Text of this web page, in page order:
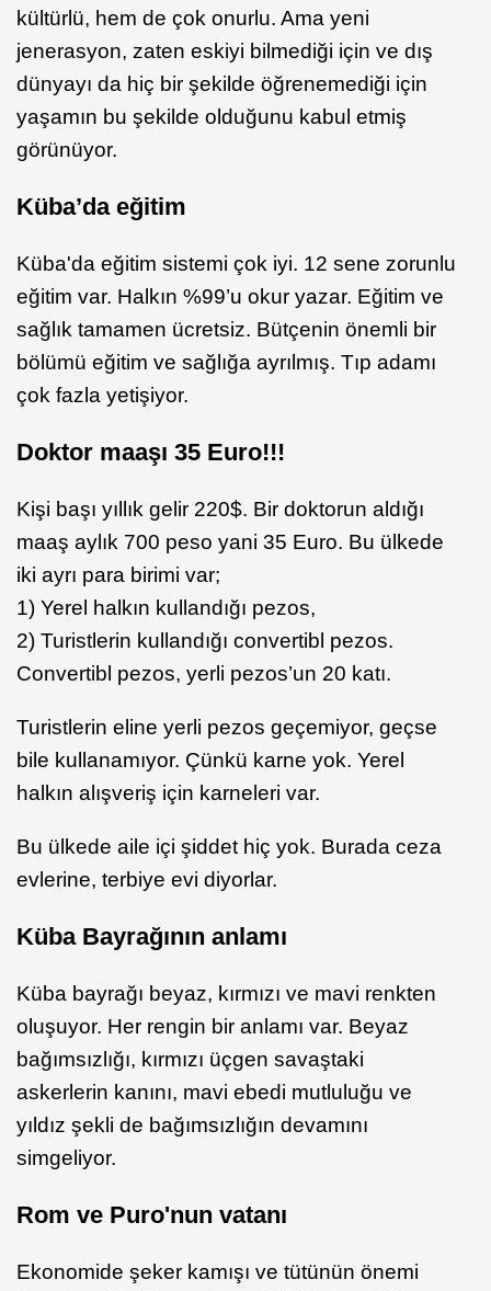
kültürlü, hem de çok onurlu. Ama yeni
jenerasyon, zaten eskiyi bilmediği için ve dış
dünyayı da hiç bir şekilde öğrenemediği için
yaşamın bu şekilde olduğunu kabul etmiş
görünüyor.
Küba’da eğitim
Küba'da eğitim sistemi çok iyi. 12 sene zorunlu
eğitim var. Halkın %99’u okur yazar. Eğitim ve
sağlık tamamen ücretsiz. Bütçenin önemli bir
bölümü eğitim ve sağlığa ayrılmış. Tıp adamı
çok fazla yetişiyor.
Doktor maaşı 35 Euro!!!
Kişi başı yıllık gelir 220$. Bir doktorun aldığı
maaş aylık 700 peso yani 35 Euro. Bu ülkede
iki ayrı para birimi var;
1) Yerel halkın kullandığı pezos,
2) Turistlerin kullandığı convertibl pezos.
Convertibl pezos, yerli pezos’un 20 katı.
Turistlerin eline yerli pezos geçemiyor, geçse
bile kullanamıyor. Çünkü karne yok. Yerel
halkın alışveriş için karneleri var.
Bu ülkede aile içi şiddet hiç yok. Burada ceza
evlerine, terbiye evi diyorlar.
Küba Bayrağının anlamı
Küba bayrağı beyaz, kırmızı ve mavi renkten
oluşuyor. Her rengin bir anlamı var. Beyaz
bağımsızlığı, kırmızı üçgen savaştaki
askerlerin kanını, mavi ebedi mutluluğu ve
yıldız şekli de bağımsızlığın devamını
simgeliyor.
Rom ve Puro'nun vatanı
Ekonomide şeker kamışı ve tütünün önemi